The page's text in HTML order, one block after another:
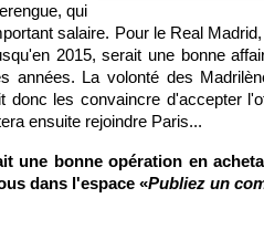
qui
salaire. Pour le Real
2015, serait une bonne
années. La volonté des
donc les convaincre d'accepter
ensuite rejoindre Paris...
une bonne opération en
dans l'espace «Publiez un